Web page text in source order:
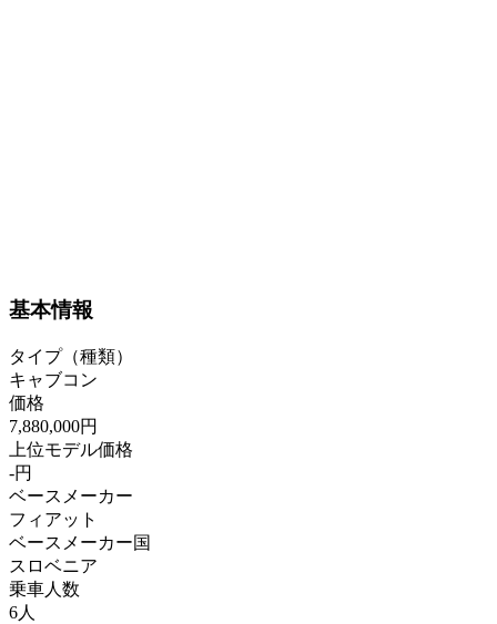
基本情報
タイプ（種類）
キャブコン
価格
7,880,000円
上位モデル価格
-円
ベースメーカー
フィアット
ベースメーカー国
スロベニア
乗車人数
6人